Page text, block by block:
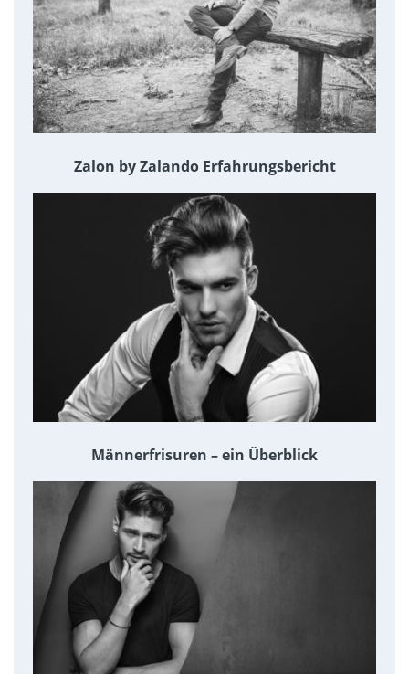
Zalon by Zalando Erfahrungsbericht
Männerfrisuren – ein Überblick